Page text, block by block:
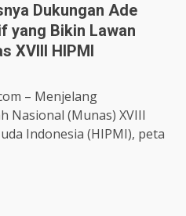
Dukungan Ade
yang Bikin Lawan
XVIII HIPMI
– Menjelang
Nasional (Munas) XVIII
Indonesia (HIPMI), peta